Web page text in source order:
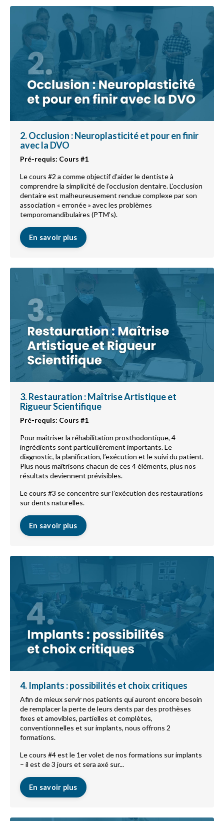
2. Occlusion : Neuroplasticité et pour en finir
avec la DVO
Pré-requis: Cours #1
Le cours #2 a comme objectif d’aider le dentiste à
comprendre la simplicité de l’occlusion dentaire. L’occlusion
dentaire est malheureusement rendue complexe par son
association « erronée » avec les problèmes
temporomandibulaires (PTM’s).
En savoir plus
3. Restauration : Maîtrise Artistique et
Rigueur Scientifique
Pré-requis: Cours #1
Pour maîtriser la réhabilitation prosthodontique, 4
ingrédients sont particulièrement importants. Le
diagnostic, la planification, l’exécution et le suivi du patient.
Plus nous maîtrisons chacun de ces 4 éléments, plus nos
résultats deviennent prévisibles.
Le cours #3 se concentre sur l’exécution des restaurations
sur dents naturelles.
En savoir plus
4. Implants : possibilités et choix critiques
Afin de mieux servir nos patients qui auront encore besoin
de remplacer la perte de leurs dents par des prothèses
fixes et amovibles, partielles et complètes,
conventionnelles et sur implants, nous offrons 2
formations.
Le cours #4 est le 1er volet de nos formations sur implants
– il est de 3 jours et sera axé sur...
En savoir plus